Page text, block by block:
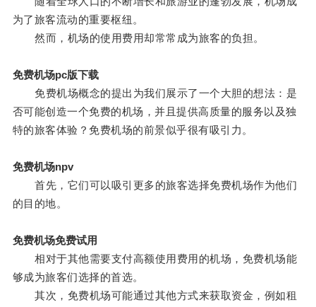
为了旅客流动的重要枢纽。
然而，机场的使用费用却常常成为旅客的负担。
免费机场pc版下载
免费机场概念的提出为我们展示了一个大胆的想法：是
否可能创造一个免费的机场，并且提供高质量的服务以及独
特的旅客体验？免费机场的前景似乎很有吸引力。
免费机场npv
首先，它们可以吸引更多的旅客选择免费机场作为他们
的目的地。
免费机场免费试用
相对于其他需要支付高额使用费用的机场，免费机场能
够成为旅客们选择的首选。
其次，免费机场可能通过其他方式来获取资金，例如租